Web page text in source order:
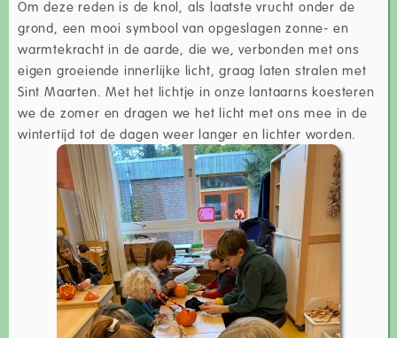
Om deze reden is de knol, als laatste vrucht onder de
grond, een mooi symbool van opgeslagen zonne- en
warmtekracht in de aarde, die we, verbonden met ons
eigen groeiende innerlijke licht, graag laten stralen met
Sint Maarten. Met het lichtje in onze lantaarns koesteren
we de zomer en dragen we het licht met ons mee in de
wintertijd tot de dagen weer langer en lichter worden.